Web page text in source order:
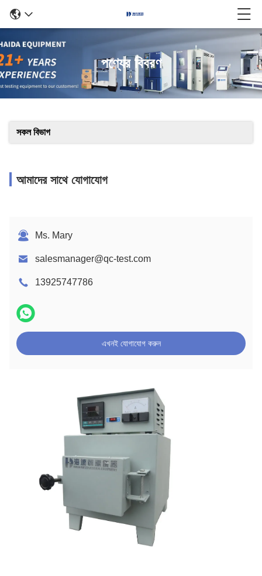
পণ্যের বিবরণ
সকল বিভাগ
আমাদের সাথে যোগাযোগ
Ms. Mary
salesmanager@qc-test.com
13925747786
এখনই যোগাযোগ করুন